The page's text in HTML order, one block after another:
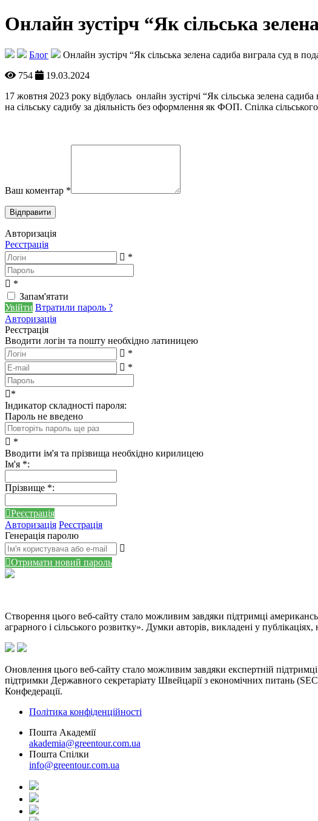
Онлайн зустірч “Як сільська
Блог
Онлайн зустірч “Як сільська зелена садиба виграла суд в
754
19.03.2024
17 жовтня 2023 року відбулась онлайн зустірчі “Як сільська зелена
на сільську садибу за діяльність без оформлення як ФОП. Спілка
Ваш коментар *
Авторизація
Реєстрація
*
*
Запам'ятати
Увійти Втратили пароль ?
Авторизація
Реєстрація
Вводити логін та пошту необхідно латиницею
*
*
*
Індикатор складності пароля:
Пароль не введено
*
Вводити ім'я та прізвища необхідно кирилицею
Ім'я *:
Прізвище *:
Реєстрація
Авторизація Реєстрація
Генерація паролю
Отримати новий пароль
Створення цього веб-сайту стало можливим завдяки підтримці
аграрного і сільського розвитку». Думки авторів, викладені у
Оновлення цього веб-сайту стало можливим завдяки експертній
підтримки Державного секретаріату Швейцарії з економічних питань
Конфедерації.
Політика конфіденційності
Пошта Академії
akademia@greentour.com.ua
Пошта Спілки
info@greentour.com.ua